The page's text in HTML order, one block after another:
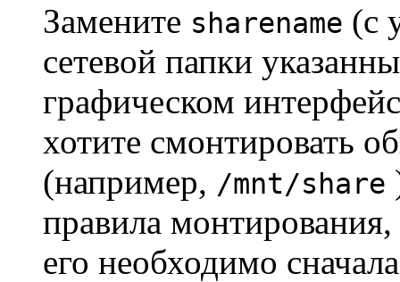
Замените sharename (с
сетевой папки
графическом
хотите смонтировать
(например, /mnt/share
правила монтирования,
его необходимо